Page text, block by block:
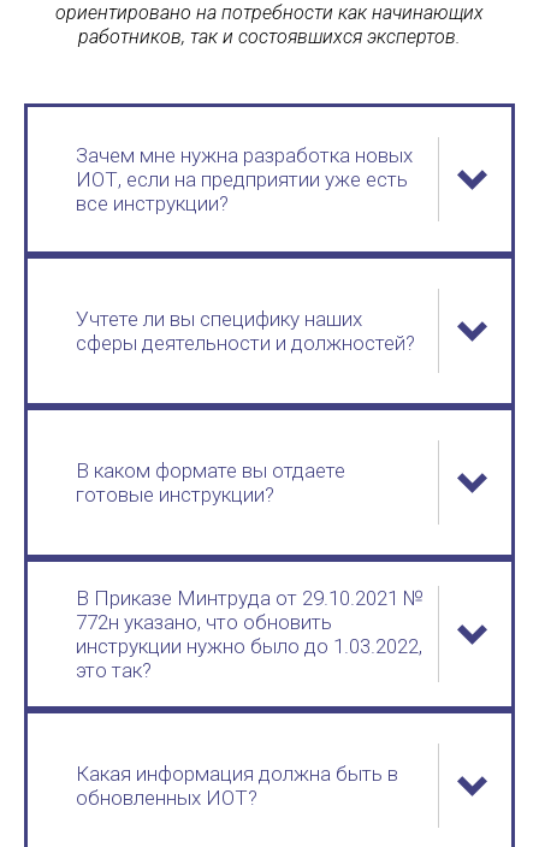
ориентировано на потребности как начинающих
работников, так и состоявшихся экспертов.
Зачем мне нужна разработка новых
ИОТ, если на предприятии уже есть
все инструкции?
Учтете ли вы специфику наших
сферы деятельности и должностей?
В каком формате вы отдаете
готовые инструкции?
В Приказе Минтруда от 29.10.2021 №
772н указано, что обновить
инструкции нужно было до 1.03.2022,
это так?
Какая информация должна быть в
обновленных ИОТ?